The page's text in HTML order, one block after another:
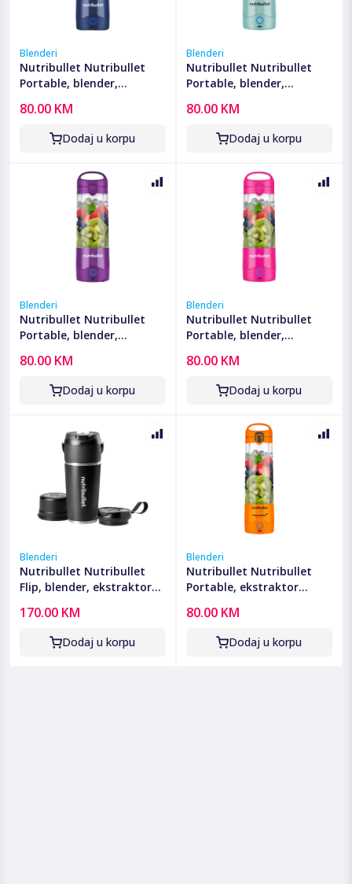
Blenderi
Nutribullet Nutribullet
Portable, blender,
- NBP003NBL
80.00 KM
Dodaj u korpu
Blenderi
Nutribullet Nutribullet
Portable, blender,
- NBP003LBL
80.00 KM
Dodaj u korpu
Blenderi
Nutribullet Nutribullet
Portable, blender,
- NBP003PU
80.00 KM
Dodaj u korpu
Blenderi
Nutribullet Nutribullet
Portable, blender,
- NBP003BP
80.00 KM
Dodaj u korpu
Blenderi
Nutribullet Nutribullet
Flip, blender, ekstraktor
NBP016B FLIP
170.00 KM
Dodaj u korpu
Blenderi
Nutribullet Nutribullet
Portable, ekstraktor
- NBP003PA-MC
80.00 KM
Dodaj u korpu